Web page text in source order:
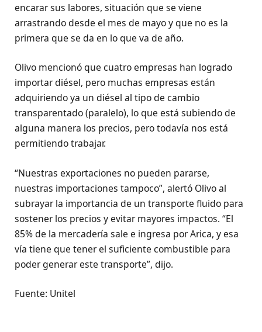
encarar sus labores, situación que se viene
arrastrando desde el mes de mayo y que no es la
primera que se da en lo que va de año.
Olivo mencionó que cuatro empresas han logrado
importar diésel, pero muchas empresas están
adquiriendo ya un diésel al tipo de cambio
transparentado (paralelo), lo que está subiendo de
alguna manera los precios, pero todavía nos está
permitiendo trabajar.
“Nuestras exportaciones no pueden pararse,
nuestras importaciones tampoco”, alertó Olivo al
subrayar la importancia de un transporte fluido para
sostener los precios y evitar mayores impactos. “El
85% de la mercadería sale e ingresa por Arica, y esa
vía tiene que tener el suficiente combustible para
poder generar este transporte”, dijo.
Fuente: Unitel